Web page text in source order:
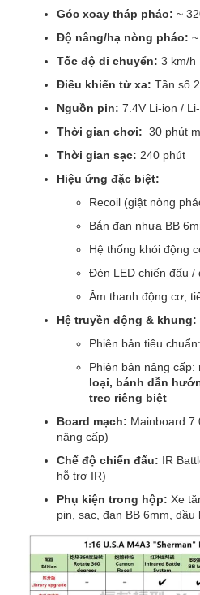
Góc xoay tháp pháo: ~
Độ nâng/hạ nòng pháo:
Tốc độ di chuyển: 3 km/h
Điều khiển từ xa: Tần số
Nguồn pin: 7.4V Li-ion /
Thời gian chơi: 30 phút
Thời gian sạc: 240 phút
Hiệu ứng đặc biệt:
Recoil (giật nòng
Bắn đạn nhựa BB
Hệ thống khói động
Đèn LED chiến đấu /
Âm thanh động cơ,
Hệ truyền động & khung:
Phiên bản tiêu
Phiên bản nâng cấp:
loại, bánh dẫn
treo riêng biệt
Board mạch: Mainboard
nâng cấp)
Chế độ chiến đấu: IR
hỗ trợ IR)
Phụ kiện trong hộp: Xe
pin, sạc, đạn BB 6mm,